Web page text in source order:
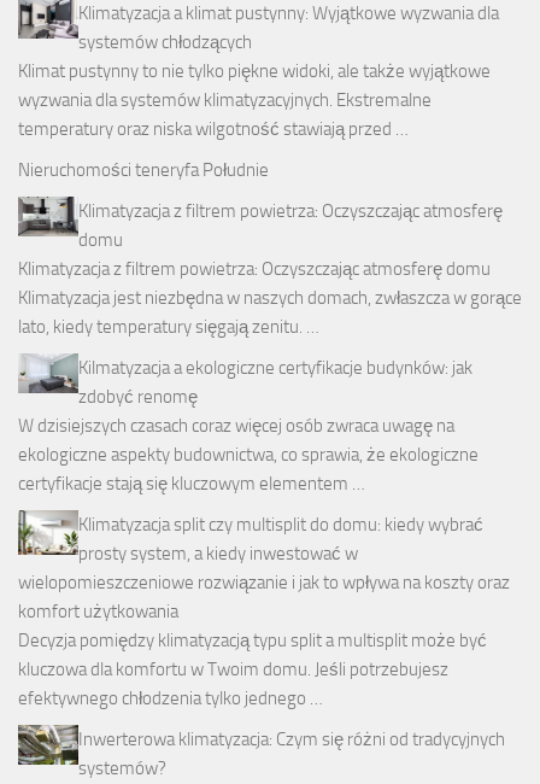
Klimatyzacja a klimat pustynny: Wyjątkowe wyzwania dla
systemów chłodzących
Klimat pustynny to nie tylko piękne widoki, ale także wyjątkowe
wyzwania dla systemów klimatyzacyjnych. Ekstremalne
temperatury oraz niska wilgotność stawiają przed …
Nieruchomości teneryfa Południe
Klimatyzacja z filtrem powietrza: Oczyszczając atmosferę
domu
Klimatyzacja z filtrem powietrza: Oczyszczając atmosferę domu
Klimatyzacja jest niezbędna w naszych domach, zwłaszcza w gorące
lato, kiedy temperatury sięgają zenitu. …
Kilmatyzacja a ekologiczne certyfikacje budynków: jak
zdobyć renomę
W dzisiejszych czasach coraz więcej osób zwraca uwagę na
ekologiczne aspekty budownictwa, co sprawia, że ekologiczne
certyfikacje stają się kluczowym elementem …
Klimatyzacja split czy multisplit do domu: kiedy wybrać
prosty system, a kiedy inwestować w
wielopomieszczeniowe rozwiązanie i jak to wpływa na koszty oraz
komfort użytkowania
Decyzja pomiędzy klimatyzacją typu split a multisplit może być
kluczowa dla komfortu w Twoim domu. Jeśli potrzebujesz
efektywnego chłodzenia tylko jednego …
Inwerterowa klimatyzacja: Czym się różni od tradycyjnych
systemów?